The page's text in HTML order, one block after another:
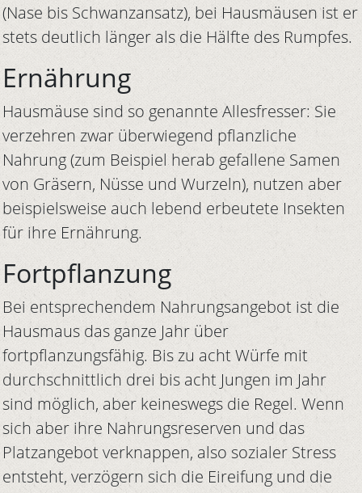
(Nase bis Schwanzansatz), bei Hausmäusen ist er
stets deutlich länger als die Hälfte des Rumpfes.
Ernährung
Hausmäuse sind so genannte Allesfresser: Sie
verzehren zwar überwiegend pflanzliche
Nahrung (zum Beispiel herab gefallene Samen
von Gräsern, Nüsse und Wurzeln), nutzen aber
beispielsweise auch lebend erbeutete Insekten
für ihre Ernährung.
Fortpflanzung
Bei entsprechendem Nahrungsangebot ist die
Hausmaus das ganze Jahr über
fortpflanzungsfähig. Bis zu acht Würfe mit
durchschnittlich drei bis acht Jungen im Jahr
sind möglich, aber keineswegs die Regel. Wenn
sich aber ihre Nahrungsreserven und das
Platzangebot verknappen, also sozialer Stress
entsteht, verzögern sich die Eireifung und die